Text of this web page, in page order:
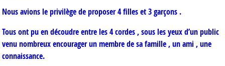
Nous avions le privilège de proposer 4 filles et 3 garçons .
Tous ont pu en découdre entre les 4 cordes , sous les yeux d’un public
venu nombreux encourager un membre de sa famille , un ami , une
connaissance.